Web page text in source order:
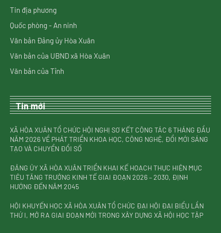
Tin địa phương
Quốc phòng - An ninh
Văn bản Đảng ủy Hòa Xuân
Văn bản của UBND xã Hòa Xuân
Văn bản của Tỉnh
Tin mới
XÃ HÒA XUÂN TỔ CHỨC HỘI NGHỊ SƠ KẾT CÔNG TÁC 6 THÁNG ĐẦU
NĂM 2026 VỀ PHÁT TRIỂN KHOA HỌC, CÔNG NGHỆ, ĐỔI MỚI SÁNG
TẠO VÀ CHUYỂN ĐỔI SỐ
ĐẢNG ỦY XÃ HÒA XUÂN TRIỂN KHAI KẾ HOẠCH THỰC HIỆN MỤC
TIÊU TĂNG TRƯỞNG KINH TẾ GIAI ĐOẠN 2026 – 2030, ĐỊNH
HƯỚNG ĐẾN NĂM 2045
HỘI KHUYẾN HỌC XÃ HÒA XUÂN TỔ CHỨC ĐẠI HỘI ĐẠI BIỂU LẦN
THỨ I, MỞ RA GIAI ĐOẠN MỚI TRONG XÂY DỰNG XÃ HỘI HỌC TẬP